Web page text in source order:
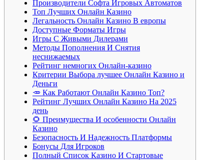
Производители Софта Игровых Автоматов
Топ Лучших Онлайн Казино
Легальность Онлайн Казино В европы
Доступные Форматы Игры
Игры С Живыми Дилерами
Методы Пополнения И Снятия
неснижаемых
Рейтинг немногих Онлайн-казино
Критерии Выбора лучшее Онлайн Казино и
Деньги
🥕 Как Работают Онлайн Казино Топ?
Рейтинг Лучших Онлайн Казино На 2025
день
🌻 Преимущества И особенности Онлайн
Казино
Безопасность И Надежность Платформы
Бонусы Для Игроков
Полный Список Казино И Стартовые